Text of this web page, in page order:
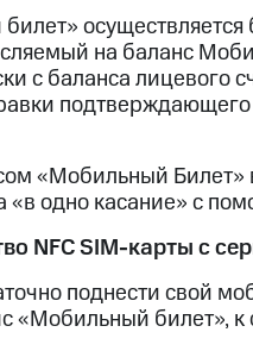
родителямЗдоровье
Инвестиции
осуществляется
на баланс
с баланса лицевого
«Мобильный Билет»
«в одно касание» с
NFC SIM-карты с
поднести свой
билет»,